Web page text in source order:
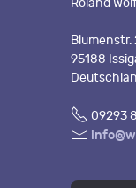
Roland
Blumenstr.
95188
Fon 09293
E-